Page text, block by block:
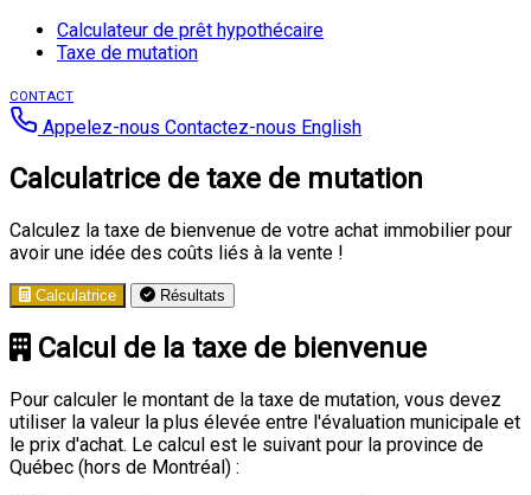
Calculateur de prêt hypothécaire
Taxe de mutation
CONTACT
Appelez-nous Contactez-nous English
Calculatrice de taxe de mutation
Calculez la taxe de bienvenue de votre achat immobilier pour
avoir une idée des coûts liés à la vente !
Calculatrice Résultats
Calcul de la taxe de bienvenue
Pour calculer le montant de la taxe de mutation, vous devez
utiliser la valeur la plus élevée entre l'évaluation municipale et
le prix d'achat. Le calcul est le suivant pour la province de
Québec (hors de Montréal) :